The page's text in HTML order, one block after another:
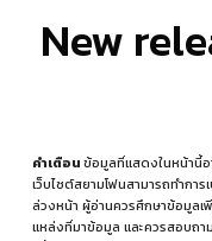
New
คำเตือนข้อมูลที่แสดงในหน้านี้
เว็บไซต์สยามโฟนสามารถทำกา
ล่วงหน้า ผู้อ่านควรศึกษาข้อมูลเ
แหล่งที่มาข้อมูล และควรสอบถ